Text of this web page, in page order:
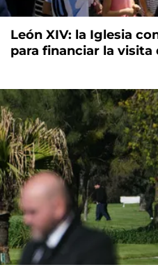
León XIV: la Iglesia
para financiar la visita